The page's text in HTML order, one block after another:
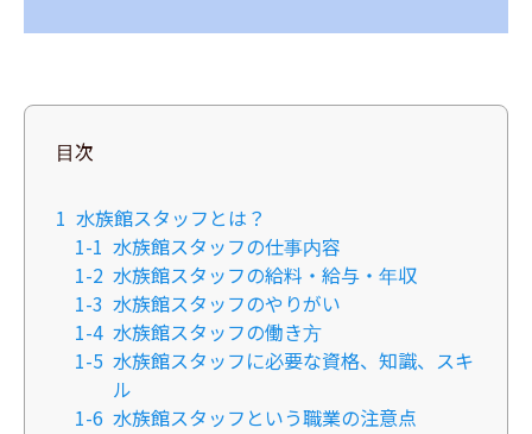
目次
1 水族館スタッフとは？
1-1 水族館スタッフの仕事内容
1-2 水族館スタッフの給料・給与・年収
1-3 水族館スタッフのやりがい
1-4 水族館スタッフの働き方
1-5 水族館スタッフに必要な資格、知識、スキ
ル
1-6 水族館スタッフという職業の注意点